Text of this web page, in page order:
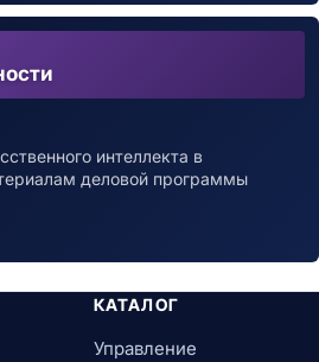
интеллекта в
деловой программы
КАТАЛОГ
Управление